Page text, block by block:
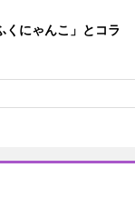
くにゃんこ」とコラ